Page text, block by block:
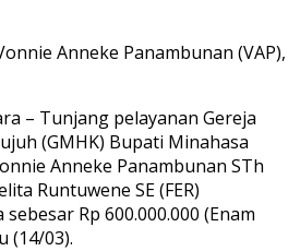
Anneke Panambunan
– Tunjang pelayanan Gereja
(GMHK) Bupati Minahasa
Anneke Panambunan STh
Runtuwene SE (FER)
Rp 600.000.000 (Enam
(14/03).